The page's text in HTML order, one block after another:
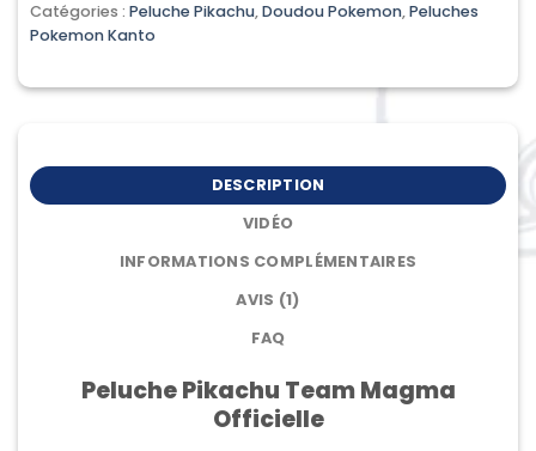
Catégories : Peluche Pikachu,Doudou Pokemon,Peluches
Pokemon Kanto
DESCRIPTION
VIDÉO
INFORMATIONS COMPLÉMENTAIRES
AVIS (1)
FAQ
Peluche Pikachu Team Magma
Officielle